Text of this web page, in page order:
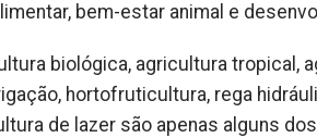
bem-estar animal e
biológica, agricultura tropical,
hortofruticultura, rega
de lazer são apenas alguns